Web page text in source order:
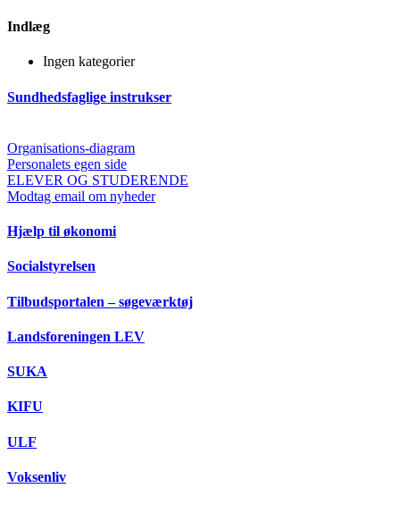
Indlæg
Ingen kategorier
Sundhedsfaglige instrukser
Organisations-diagram
Personalets egen side
ELEVER OG STUDERENDE
Modtag email om nyheder
Hjælp til økonomi
Socialstyrelsen
Tilbudsportalen – søgeværktøj
Landsforeningen LEV
SUKA
KIFU
ULF
Voksenliv